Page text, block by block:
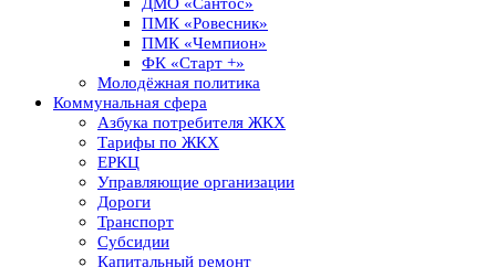
ДМО «Сантос»
ПМК «Ровесник»
ПМК «Чемпион»
ФК «Старт +»
Молодёжная политика
Коммунальная сфера
Азбука потребителя ЖКХ
Тарифы по ЖКХ
ЕРКЦ
Управляющие организации
Дороги
Транспорт
Субсидии
Капитальный ремонт